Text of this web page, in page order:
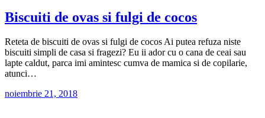
Biscuiti de ovas si fulgi de cocos
Reteta de biscuiti de ovas si fulgi de cocos Ai putea refuza niste
biscuiti simpli de casa si fragezi? Eu ii ador cu o cana de ceai sau
lapte caldut, parca imi amintesc cumva de mamica si de copilarie,
atunci…
noiembrie 21, 2018